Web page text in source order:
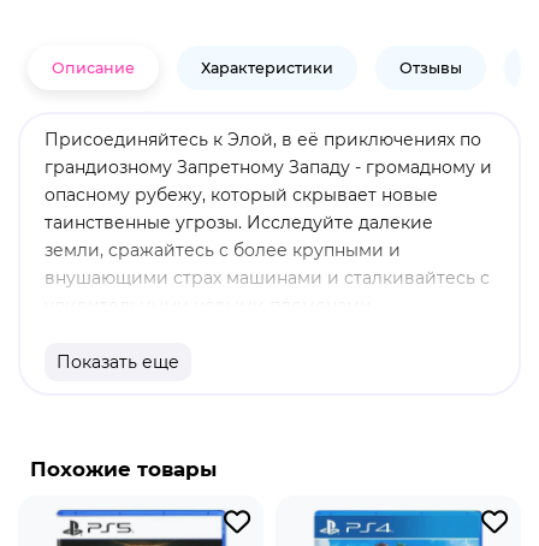
Описание Характеристики Отзывы
Присоединяйтесь к Элой, в её приключениях по
грандиозному Запретному Западу - громадному и
опасному рубежу, который скрывает новые
таинственные угрозы. Исследуйте далекие
земли, сражайтесь с более крупными и
внушающими страх машинами и сталкивайтесь с
постапокалиптический мир Horizon.
Показать еще
Похожие товары